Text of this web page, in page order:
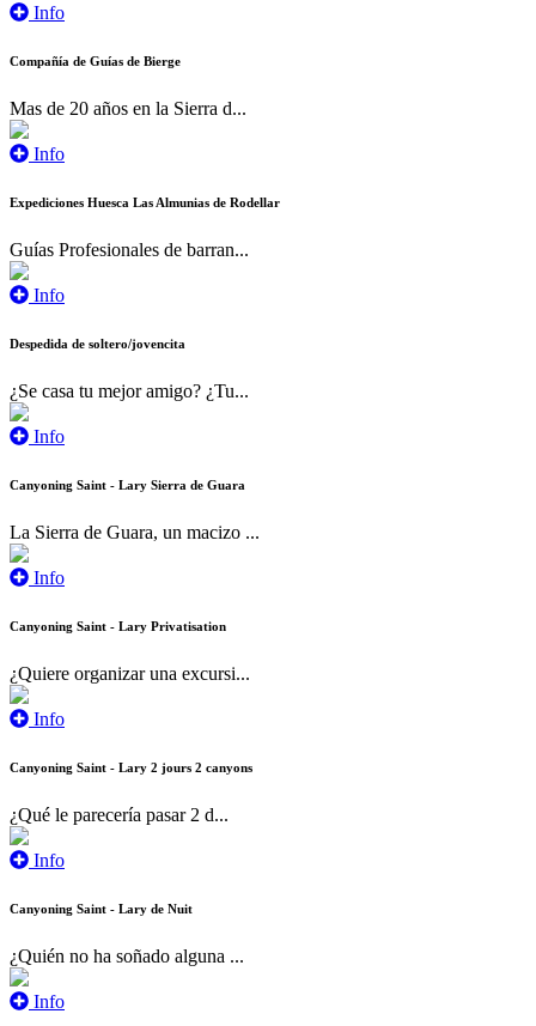
Info
Compañía de Guías de Bierge
Mas de 20 años en la Sierra d...
Info
Expediciones Huesca Las Almunias de Rodellar
Guías Profesionales de barran...
Info
Despedida de soltero/jovencita
¿Se casa tu mejor amigo? ¿Tu...
Info
Canyoning Saint - Lary Sierra de Guara
La Sierra de Guara, un macizo ...
Info
Canyoning Saint - Lary Privatisation
¿Quiere organizar una excursi...
Info
Canyoning Saint - Lary 2 jours 2 canyons
¿Qué le parecería pasar 2 d...
Info
Canyoning Saint - Lary de Nuit
¿Quién no ha soñado alguna ...
Info